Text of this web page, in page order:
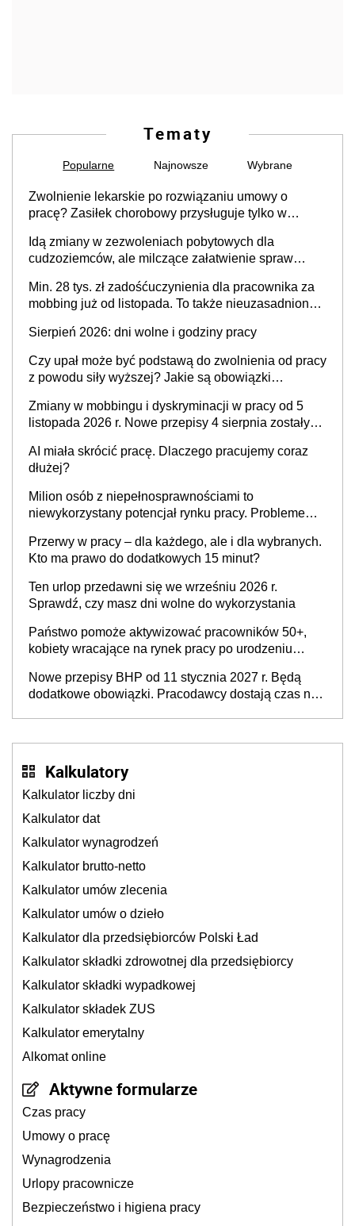
Tematy
Popularne Najnowsze Wybrane
Zwolnienie lekarskie po rozwiązaniu umowy o
pracę? Zasiłek chorobowy przysługuje tylko w
stosunku pracy
Idą zmiany w zezwoleniach pobytowych dla
cudzoziemców, ale milczące załatwienie spraw
Min. 28 tys. zł zadośćuczynienia dla pracownika za
mobbing już od listopada. To także nieuzasadniona
Sierpień 2026: dni wolne i godziny pracy
Czy upał może być podstawą do zwolnienia od pracy
z powodu siły wyższej? Jakie są obowiązki
Zmiany w mobbingu i dyskryminacji w pracy od 5
listopada 2026 r. Nowe przepisy 4 sierpnia zostały
AI miała skrócić pracę. Dlaczego pracujemy coraz
dłużej?
Milion osób z niepełnosprawnościami to
niewykorzystany potencjał rynku pracy. Problemem
refundacji, ale bariery po stronie systemu i
świadomości pracodawców [WYWIAD]
Przerwy w pracy – dla każdego, ale i dla wybranych.
Kto ma prawo do dodatkowych 15 minut?
Ten urlop przedawni się we wrześniu 2026 r.
Sprawdź, czy masz dni wolne do wykorzystania
Państwo pomoże aktywizować pracowników 50+,
kobiety wracające na rynek pracy po urodzeniu
neuroatypowe. Powstanie Fundusz na rzecz
Inkluzywności w Zatrudnianiu?
Nowe przepisy BHP od 11 stycznia 2027 r. Będą
dodatkowe obowiązki. Pracodawcy dostają czas na
Kalkulatory
Kalkulator liczby dni
Kalkulator dat
Kalkulator wynagrodzeń
Kalkulator brutto-netto
Kalkulator umów zlecenia
Kalkulator umów o dzieło
Kalkulator dla przedsiębiorców Polski Ład
Kalkulator składki zdrowotnej dla przedsiębiorcy
Kalkulator składki wypadkowej
Kalkulator składek ZUS
Kalkulator emerytalny
Alkomat online
Aktywne formularze
Czas pracy
Umowy o pracę
Wynagrodzenia
Urlopy pracownicze
Bezpieczeństwo i higiena pracy